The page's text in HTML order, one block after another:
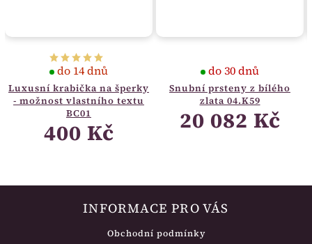
Luxusní krabička na šperky
- možnost vlastního textu
BC01
do 14 dnů
400 Kč
Snubní prsteny z bílého
zlata 04.K59
do 30 dnů
20 082 Kč
INFORMACE PRO VÁS
Obchodní podmínky